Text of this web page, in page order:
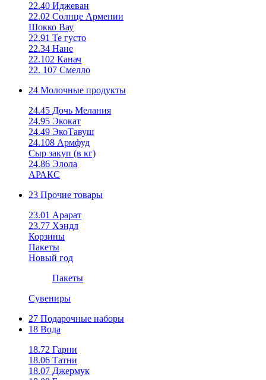
22.40 Иджеван
22.02 Солнце Армении
Шокко Вау
22.91 Те густо
22.34 Нане
22.102 Канач
22. 107 Смелло
24 Молочные продукты
24.45 Дочь Мелания
24.95 Экокат
24.49 ЭкоТавуш
24.108 Армфуд
Сыр закуп (в кг)
24.86 Элола
АРАКС
23 Прочие товары
23.01 Арарат
23.77 Хэндл
Корзины
Пакеты
Новый год
Пакеты
Сувениры
27 Подарочные наборы
18 Вода
18.72 Гарни
18.06 Татни
18.07 Джермук